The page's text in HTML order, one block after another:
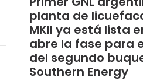
planta de
MKII ya está lista
abre la fase para
del segundo
Southern Energy